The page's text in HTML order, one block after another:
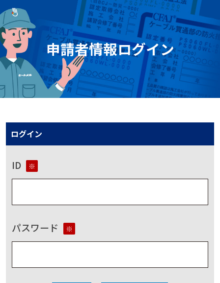
申請者情報ログイン
ログイン
ID ※
パスワード ※